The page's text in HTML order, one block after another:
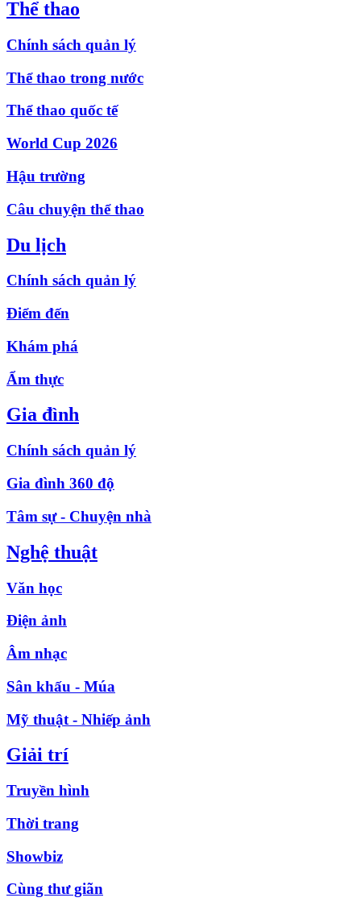
Thể thao
Chính sách quản lý
Thể thao trong nước
Thể thao quốc tế
World Cup 2026
Hậu trường
Câu chuyện thể thao
Du lịch
Chính sách quản lý
Điểm đến
Khám phá
Ẩm thực
Gia đình
Chính sách quản lý
Gia đình 360 độ
Tâm sự - Chuyện nhà
Nghệ thuật
Văn học
Điện ảnh
Âm nhạc
Sân khấu - Múa
Mỹ thuật - Nhiếp ảnh
Giải trí
Truyền hình
Thời trang
Showbiz
Cùng thư giãn